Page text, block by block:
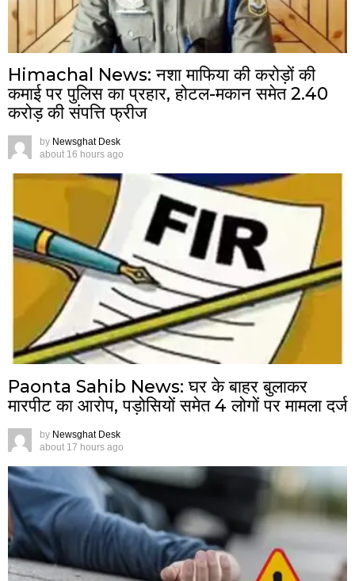
Himachal News: नशा माफिया की करोड़ों की
कमाई पर पुलिस का प्रहार, होटल-मकान समेत 2.40
करोड़ की संपत्ति फ्रीज
by Newsghat Desk
about 16 hours ago
Paonta Sahib News: घर के बाहर बुलाकर
मारपीट का आरोप, पड़ोसियों समेत 4 लोगों पर मामला दर्ज
by Newsghat Desk
about 17 hours ago